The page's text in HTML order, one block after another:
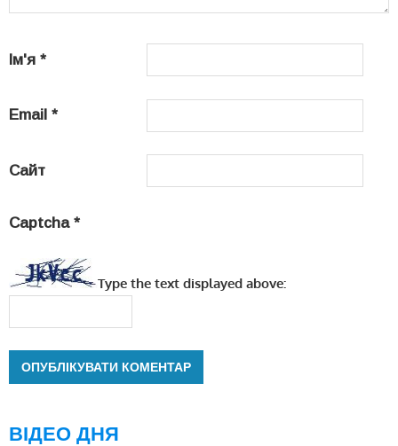
Ім'я *
Email *
Сайт
Captcha *
Type the text displayed above:
ВІДЕО ДНЯ